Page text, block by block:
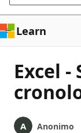
Learn
Excel -
Anonimo